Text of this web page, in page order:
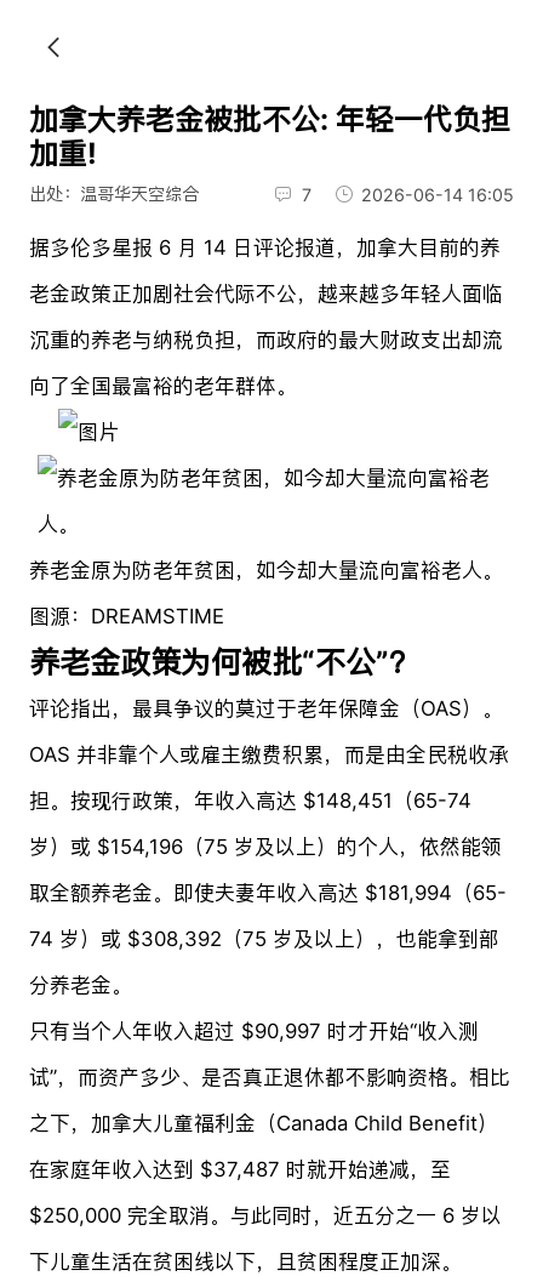
加拿大养老金被批不公: 年轻一代负担
加重!
出处：温哥华天空综合 7 2026-06-14 16:05
据多伦多星报 6 月 14 日评论报道，加拿大目前的养
老金政策正加剧社会代际不公，越来越多年轻人面临
沉重的养老与纳税负担，而政府的最大财政支出却流
向了全国最富裕的老年群体。
养老金原为防老年贫困，如今却大量流向富裕老人。
图源：DREAMSTIME
养老金政策为何被批“不公”？
评论指出，最具争议的莫过于老年保障金（OAS）。
OAS 并非靠个人或雇主缴费积累，而是由全民税收承
担。按现行政策，年收入高达 $148,451（65-74
岁）或 $154,196（75 岁及以上）的个人，依然能领
取全额养老金。即使夫妻年收入高达 $181,994（65-
74 岁）或 $308,392（75 岁及以上），也能拿到部
分养老金。
只有当个人年收入超过 $90,997 时才开始“收入测
试”，而资产多少、是否真正退休都不影响资格。相比
之下，加拿大儿童福利金（Canada Child Benefit）
在家庭年收入达到 $37,487 时就开始递减，至
$250,000 完全取消。与此同时，近五分之一 6 岁以
下儿童生活在贫困线以下，且贫困程度正加深。